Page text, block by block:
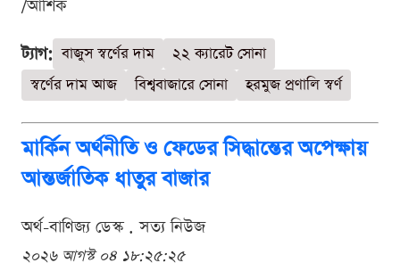
/আশিক
ট্যাগ: বাজুস স্বর্ণের দাম
২২ ক্যারেট সোনা
স্বর্ণের দাম আজ
বিশ্ববাজারে সোনা হরমুজ প্রণালি স্বর্ণ
মার্কিন অর্থনীতি ও ফেডের সিদ্ধান্তের অপেক্ষায়
আন্তর্জাতিক ধাতুর বাজার
অর্থ-বাণিজ্য ডেস্ক . সত্য নিউজ
২০২৬ আগস্ট ০৪ ১৮:২৫:২৫